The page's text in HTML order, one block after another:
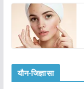
यौन-जिज्ञासा